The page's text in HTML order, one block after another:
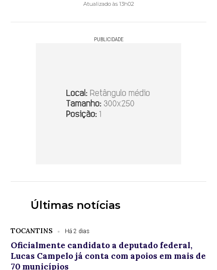
Atualizado às 13h02
PUBLICIDADE
Últimas notícias
TOCANTINS Há 2 dias
Oficialmente candidato a deputado federal,
Lucas Campelo já conta com apoios em mais de
70 municípios